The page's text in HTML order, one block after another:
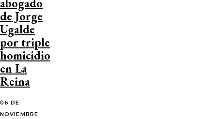
abogado
de Jorge
Ugalde
por triple
homicidio
en La
Reina
06 DE
NOVIEMBRE